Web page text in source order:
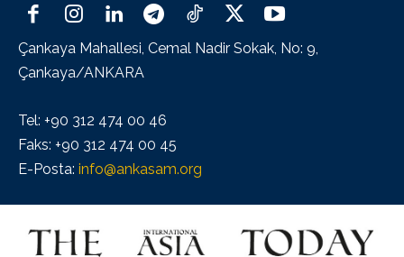
Çankaya Mahallesi, Cemal Nadir Sokak, No: 9,
Çankaya/ANKARA
Tel: +90 312 474 00 46
Faks: +90 312 474 00 45
E-Posta: info@ankasam.org